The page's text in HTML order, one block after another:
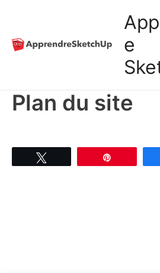
au
e
Plan du site